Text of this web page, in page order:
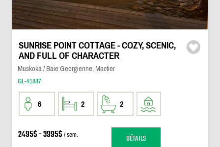
SUNRISE POINT COTTAGE - COZY, SCENIC,
AND FULL OF CHARACTER
Muskoka / Baie Georgienne, Mactier
GL-41887
6 2 2
2495$ - 3995$ / sem. DÉTAILS